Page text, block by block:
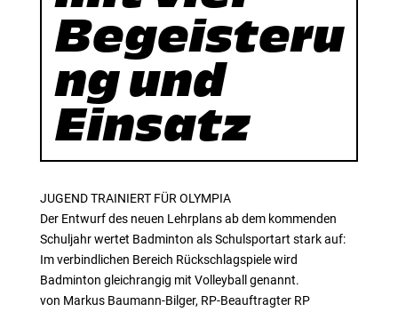
Begeisteru
ng und
Einsatz
JUGEND TRAINIERT FÜR OLYMPIA
Der Entwurf des neuen Lehrplans ab dem kommenden
Schuljahr wertet Badminton als Schulsportart stark auf:
Im verbindlichen Bereich Rückschlagspiele wird
Badminton gleichrangig mit Volleyball genannt.
von Markus Baumann-Bilger, RP-Beauftragter RP